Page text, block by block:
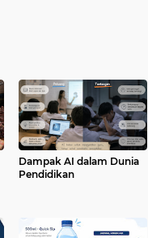
Dampak AI dalam Dunia
Pendidikan